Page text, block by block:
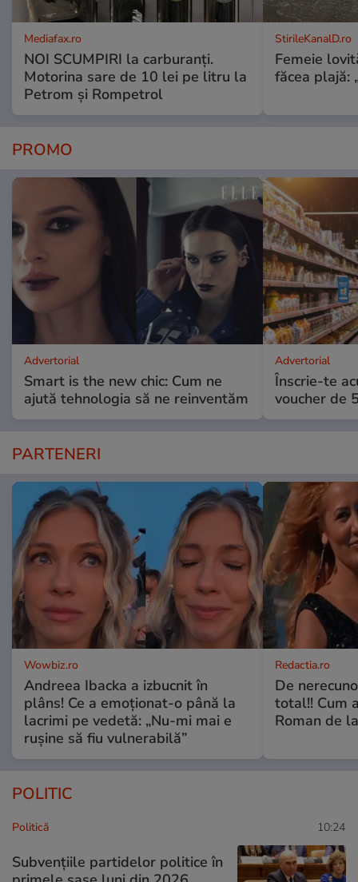
Mediafax.ro
NOI SCUMPIRI la carburanți.
Motorina sare de 10 lei pe litru la
Petrom și Rompetrol
StirileKanalD.ro
Femeie
făcea plajă:
PROMO
Advertorial
Smart is the new chic: Cum ne
ajută tehnologia să ne reinventăm
Advertorial
Înscrie-te
voucher de
PARTENERI
Wowbiz.ro
Andreea Ibacka a izbucnit în
plâns! Ce a emoționat-o până la
lacrimi pe vedetă: „Nu-mi mai e
rușine să fiu vulnerabilă”
Redactia.ro
De
total!! Cum
Roman de
POLITIC
Politică 10:24
Subvențiile partidelor politice în